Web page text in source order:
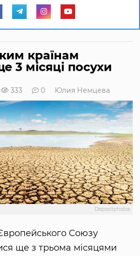
країнам
3 місяці посухи
333 0 Юлия Немцева
Depositphotos
Союзу
ще з трьома місяцями